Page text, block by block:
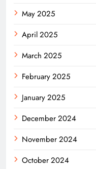
May 2025
April 2025
March 2025
February 2025
January 2025
December 2024
November 2024
October 2024